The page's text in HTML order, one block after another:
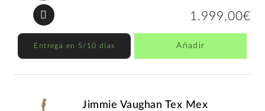
1.999,00€
Entrega en 5/10 días Añadir
Jimmie Vaughan Tex Mex